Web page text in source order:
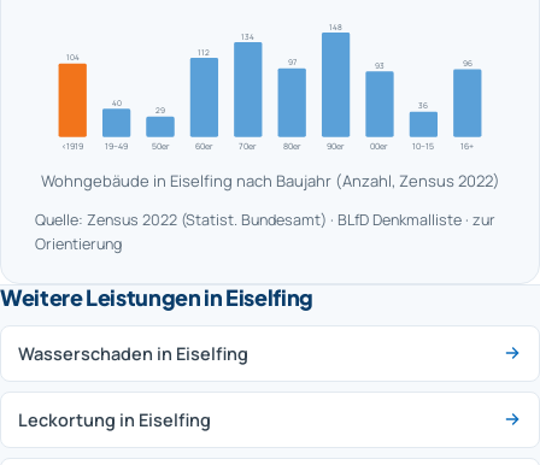
<1919
104
19–49
40
50er
29
60er
112
70er
134
80er
97
90er
148
00er
93
10–15
36
16+
96
Wohngebäude in Eiselfing nach Baujahr (Anzahl, Zensus 2022)
Quelle: Zensus 2022 (Statist. Bundesamt) · BLfD Denkmalliste · zur
Orientierung
Weitere Leistungen in Eiselfing
Wasserschaden in Eiselfing
Leckortung in Eiselfing